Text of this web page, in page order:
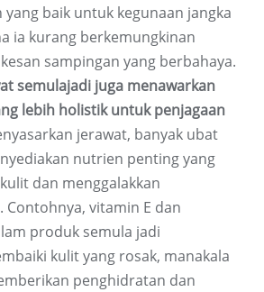
yang baik untuk kegunaan jangka
ia kurang berkemungkinan
sampingan yang berbahaya.
semulajadi juga menawarkan
lebih holistik untuk penjagaan
jerawat, banyak ubat
nutrien penting yang
dan menggalakkan
Contohnya, vitamin E dan
produk semula jadi
kulit yang rosak, manakala
penghidratan dan